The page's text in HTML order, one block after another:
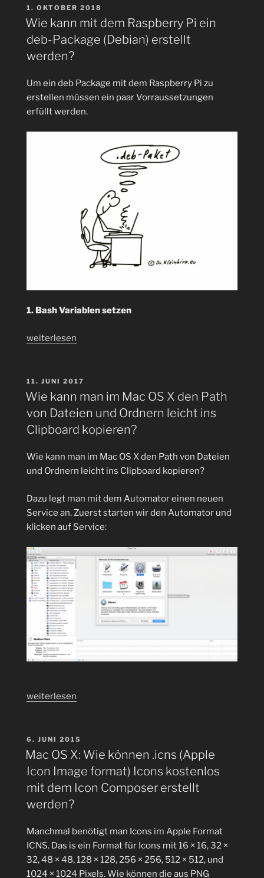
(ECC)
secp256k1
SSL-
Zerfikate
erstellen
mit
XCA
Schritten“
VERÖFFENTLICHT
AM
1. OKTOBER 2018
Wie kann mit dem Raspberry Pi ein
deb-Package (Debian) erstellt
werden?
Um ein deb Package mit dem Raspberry Pi zu
erstellen müssen ein paar Vorraussetzungen
erfüllt werden.
1. Bash Variablen setzen
„Wie
dem
Raspberry
Pi
ein
deb-
Package
(Debian)
werden?“
weiterlesen
VERÖFFENTLICHT
AM
11. JUNI 2017
Wie kann man im Mac OS X den Path
von Dateien und Ordnern leicht ins
Clipboard kopieren?
Wie kann man im Mac OS X den Path von Dateien
und Ordnern leicht ins Clipboard kopieren?
Dazu legt man mit dem Automator einen neuen
Service an. Zuerst starten wir den Automator und
klicken auf Service:
„Wie
im
Mac
OS
den
Path
Dateien
und
Ordnern
weiterlesen
VERÖFFENTLICHT
AM
6. JUNI 2015
Mac OS X: Wie können .icns (Apple
Icon Image format) Icons kostenlos
mit dem Icon Composer erstellt
werden?
Manchmal benötigt man Icons im Apple Format
ICNS. Das is ein Format für Icons mit 16 × 16, 32 ×
32, 48 × 48, 128 × 128, 256 × 256, 512 × 512, und
1024 × 1024 Pixels. Wie können die aus PNG